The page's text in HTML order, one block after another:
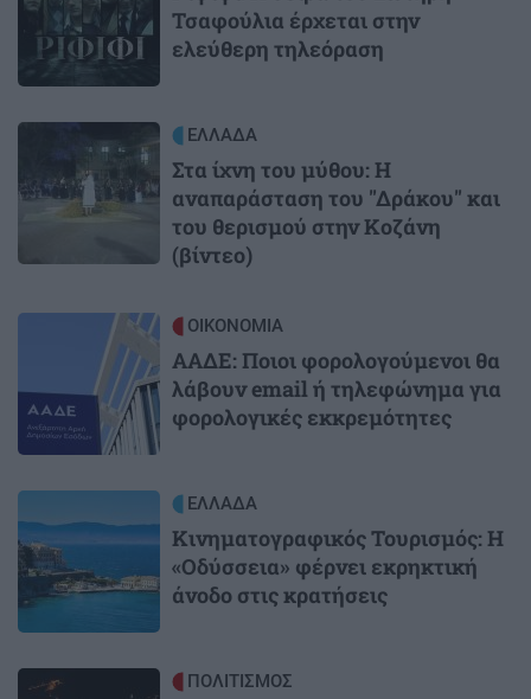
Τσαφούλια έρχεται στην
ελεύθερη τηλεόραση
ΕΛΛΑΔΑ
Στα ίχνη του μύθου: Η
αναπαράσταση του "Δράκου" και
του θερισμού στην Κοζάνη
(βίντεο)
ΟΙΚΟΝΟΜΙΑ
ΑΑΔΕ: Ποιοι φορολογούμενοι θα
λάβουν email ή τηλεφώνημα για
φορολογικές εκκρεμότητες
ΕΛΛΑΔΑ
Κινηματογραφικός Τουρισμός: Η
«Οδύσσεια» φέρνει εκρηκτική
άνοδο στις κρατήσεις
Image ΠΟΛΙΤΙΣΜΟΣ